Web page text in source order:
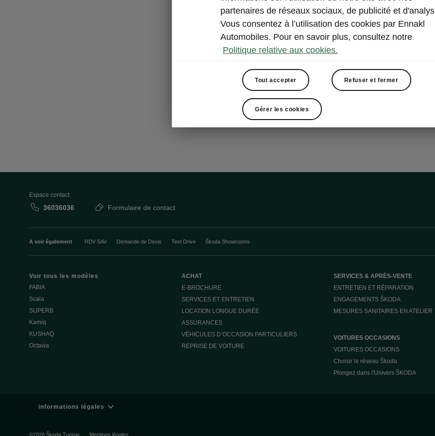
Assisted Drive
• Adaptive/Predictive Cruise Control
• Emergency Assist
Espace contact
36036036 Formulaire de contact
A voir également RDV SAV Demande de Devis Test Drive Škoda Showrooms
Voir tous les modèles
FABIA
Scala
SUPERB
Kamiq
KUSHAQ
Octavia
ACHAT
E-BROCHURE
SERVICES ET ENTRETIEN
LOCATION LONGUE DURÉE
ASSURANCES
VÉHICULES D’OCCASION PARTICULIERS
REPRISE DE VOITURE
SERVICES & APRÈS-VENTE
ENTRETIEN ET RÉPARATION
ENGAGEMENTS ŠKODA
MESURES SANITAIRES EN ATELIER
VOITURES OCCASIONS
VOITURES OCCASIONS
Choisir le réseau Škoda
Plongez dans l'Univers ŠKODA
informations légales
©2026 Škoda Tunisie Mentions légales
partenaires de réseaux sociaux, de publicité et
Vous consentez à l’utilisation des cookies par Ennakl
Automobiles. Pour en savoir plus, consultez notre
Politique relative aux cookies.
Tout accepter Refuser et fermer
Gérer les cookies